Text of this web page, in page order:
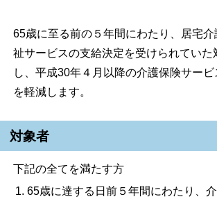
65歳に至る前の５年間にわたり、居宅
祉サービスの支給決定を受けられていた
し、平成30年４月以降の介護保険サー
を軽減します。
対象者
下記の全てを満たす方
65歳に達する日前５年間にわたり、